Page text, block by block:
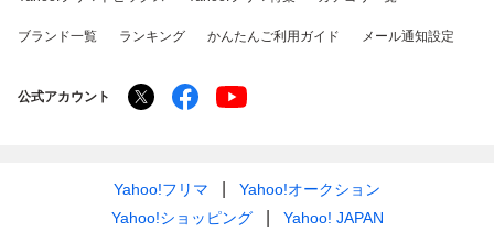
ブランド一覧 ランキング かんたんご利用ガイド メール通知設定
公式アカウント
Yahoo!フリマ
Yahoo!オークション
Yahoo!ショッピング
Yahoo! JAPAN